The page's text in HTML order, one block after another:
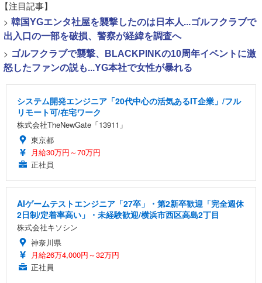
【注目記事】
> 韓国YGエンタ社屋を襲撃したのは日本人...ゴルフクラブで
出入口の一部を破損、警察が経緯を調査へ
> ゴルフクラブで襲撃、BLACKPINKの10周年イベントに激
怒したファンの説も...YG本社で女性が暴れる
システム開発エンジニア「20代中心の活気あるIT企業」/フル
リモート可/在宅ワーク
株式会社TheNewGate「13911」
東京都
月給30万円～70万円
正社員
AIゲームテストエンジニア「27卒」・第2新卒歓迎「完全週休
2日制/定着率高い」・未経験歓迎/横浜市西区高島2丁目
株式会社キソシン
神奈川県
月給26万4,000円～32万円
正社員